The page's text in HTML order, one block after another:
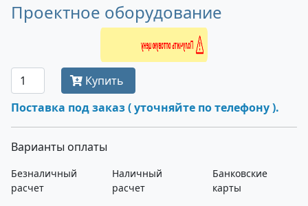
Проектное оборудование
Получить оптовую цену
Купить
Поставка под заказ ( уточняйте по телефону ).
Варианты оплаты
Безналичный
расчет
Наличный
расчет
Банковские
карты